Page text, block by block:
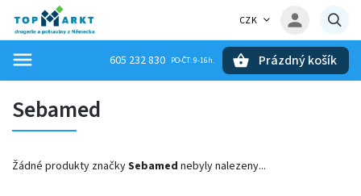
CZK
605 232 830 Prázdný košík
Sebamed
Žádné produkty značkySebamed nebyly nalezeny...